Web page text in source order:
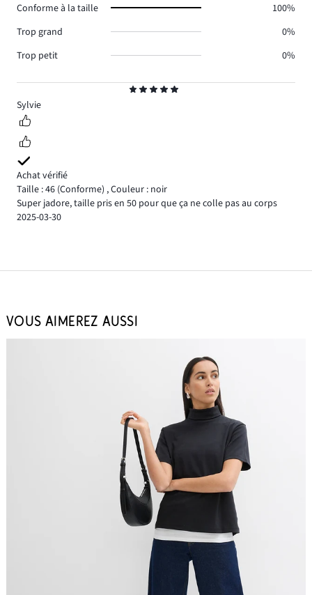
5
Sylvie
Achat vérifié
Taille : 46 (Conforme) ,Couleur : noir
Super jadore, taille pris en 50 pour que ça ne colle pas au corps
2025-03-30
Conforme à la taille
100%
Trop grand
0%
Trop petit
0%
VOUS AIMEREZ AUSSI